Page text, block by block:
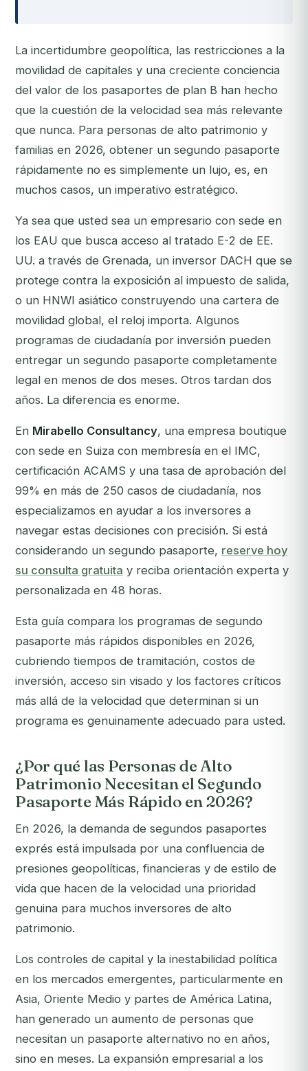
La incertidumbre geopolítica, las restricciones a la
movilidad de capitales y una creciente conciencia
del valor de los pasaportes de plan B han hecho
que la cuestión de la velocidad sea más relevante
que nunca. Para personas de alto patrimonio y
familias en 2026, obtener un segundo pasaporte
rápidamente no es simplemente un lujo, es, en
muchos casos, un imperativo estratégico.
Ya sea que usted sea un empresario con sede en
los EAU que busca acceso al tratado E-2 de EE.
UU. a través de Grenada, un inversor DACH que se
protege contra la exposición al impuesto de salida,
o un HNWI asiático construyendo una cartera de
movilidad global, el reloj importa. Algunos
programas de ciudadanía por inversión pueden
entregar un segundo pasaporte completamente
legal en menos de dos meses. Otros tardan dos
años. La diferencia es enorme.
En Mirabello Consultancy, una empresa boutique
con sede en Suiza con membresía en el IMC,
certificación ACAMS y una tasa de aprobación del
99% en más de 250 casos de ciudadanía, nos
especializamos en ayudar a los inversores a
navegar estas decisiones con precisión. Si está
considerando un segundo pasaporte, reserve hoy
su consulta gratuita y reciba orientación experta y
personalizada en 48 horas.
Esta guía compara los programas de segundo
pasaporte más rápidos disponibles en 2026,
cubriendo tiempos de tramitación, costos de
inversión, acceso sin visado y los factores críticos
más allá de la velocidad que determinan si un
programa es genuinamente adecuado para usted.
¿Por qué las Personas de Alto
Patrimonio Necesitan el Segundo
Pasaporte Más Rápido en 2026?
En 2026, la demanda de segundos pasaportes
exprés está impulsada por una confluencia de
presiones geopolíticas, financieras y de estilo de
vida que hacen de la velocidad una prioridad
genuina para muchos inversores de alto
patrimonio.
Los controles de capital y la inestabilidad política
en los mercados emergentes, particularmente en
Asia, Oriente Medio y partes de América Latina,
han generado un aumento de personas que
necesitan un pasaporte alternativo no en años,
sino en meses. La expansión empresarial a los